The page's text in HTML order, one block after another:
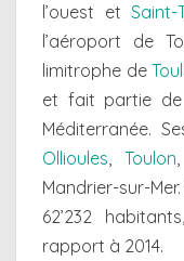
l’ouest etSaint-
l’aéroport de
limitrophe de
et fait partie de
Méditerranée.
Ollioules, Toulon,
Mandrier-sur-
62’232
rapport à 2014.